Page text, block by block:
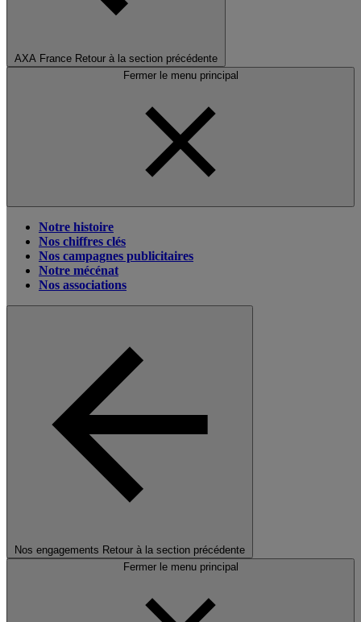
AXA France Retour à la section précédente
Fermer le menu principal
Notre histoire
Nos chiffres clés
Nos campagnes publicitaires
Notre mécénat
Nos associations
Nos engagements Retour à la section précédente
Fermer le menu principal